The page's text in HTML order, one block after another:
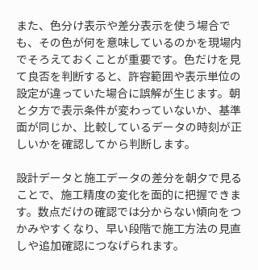
また、色分け表示や差分表示を使う場合で
も、その色が何を意味しているのかを現場内
でそろえておくことが重要です。色だけを見
て良否を判断すると、許容範囲や表示単位の
設定が違っていた場合に誤解が生じます。朝
と夕方で表示条件が変わっていないか、基準
面が同じか、比較しているデータの時刻が正
しいかを確認してから判断します。
設計データと施工データの差分を朝夕で見る
ことで、施工精度の変化を面的に把握できま
す。数点だけの確認では分からない傾向をつ
かみやすくなり、早い段階で施工方法の見直
しや追加確認につなげられます。